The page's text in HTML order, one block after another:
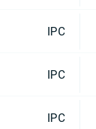
IPC
IPC
IPC